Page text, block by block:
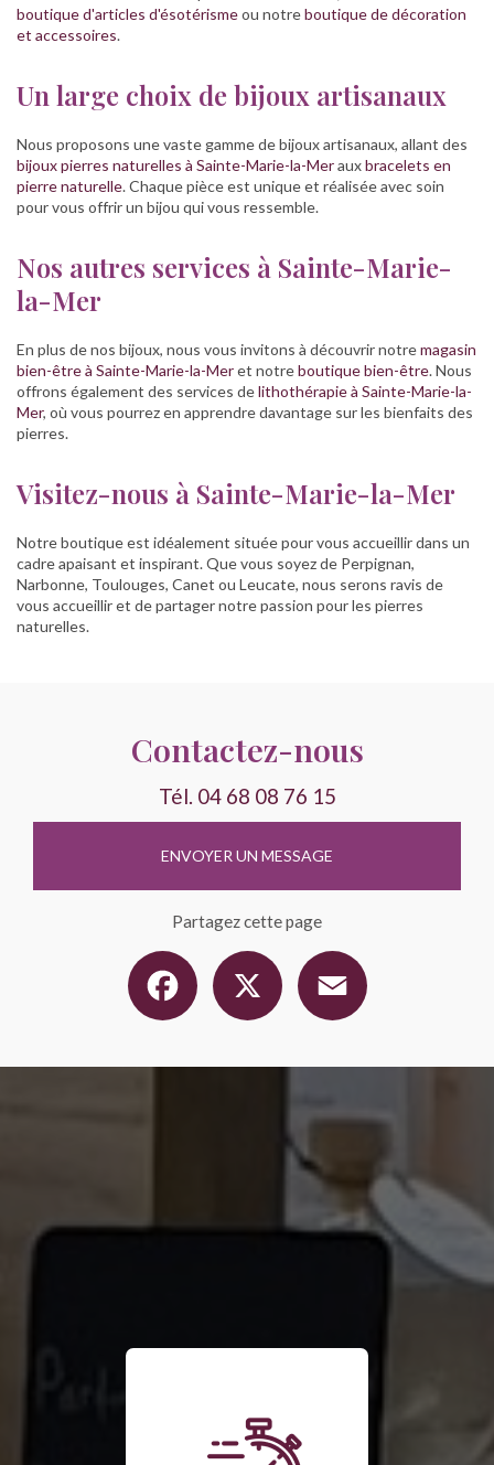
boutique d'articles d'ésotérismeou notreboutique de décoration
et accessoires.
Un large choix de bijoux artisanaux
Nous proposons une vaste gamme de bijoux artisanaux, allant des
bijoux pierres naturelles à Sainte-Marie-la-Merauxbracelets en
pierre naturelle. Chaque pièce est unique et réalisée avec soin
pour vous offrir un bijou qui vous ressemble.
Nos autres services à Sainte-Marie-
la-Mer
En plus de nos bijoux, nous vous invitons à découvrir notremagasin
bien-être à Sainte-Marie-la-Meret notreboutique bien-être. Nous
offrons également des services delithothérapie à Sainte-Marie-la-
Mer, où vous pourrez en apprendre davantage sur les bienfaits des
pierres.
Visitez-nous à Sainte-Marie-la-Mer
Notre boutique est idéalement située pour vous accueillir dans un
cadre apaisant et inspirant. Que vous soyez de Perpignan,
Narbonne, Toulouges, Canet ou Leucate, nous serons ravis de
vous accueillir et de partager notre passion pour les pierres
naturelles.
Contactez-nous
Tél. 04 68 08 76 15
ENVOYER UN MESSAGE
Partagez cette page
Facebook